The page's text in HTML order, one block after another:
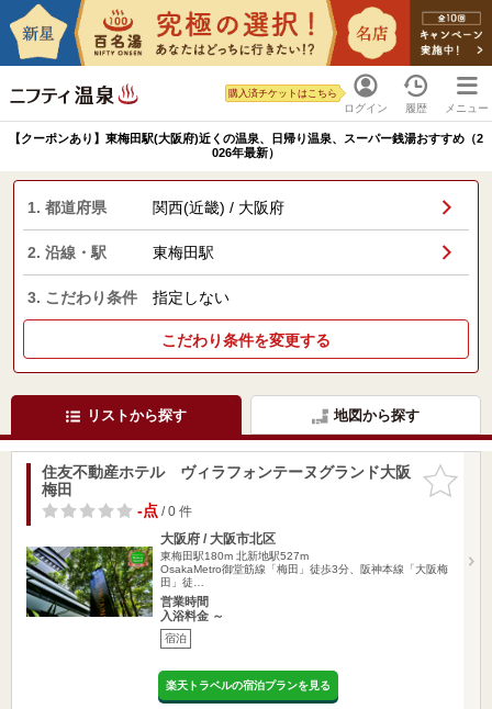
ログイン
購入済チケットはこちら
履歴 メニュー
【クーポンあり】東梅田駅(大阪府)近くの温泉、日帰り温泉、スーパー銭湯おすすめ（2
026年最新）
1. 都道府県 関西(近畿) / 大阪府
2. 沿線・駅 東梅田駅
3. こだわり条件 指定しない
こだわり条件を変更する
リストから探す 地図から探す
お気に入
りに追加
住友不動産ホテル ヴィラフォンテーヌグランド大阪
梅田
-点/ 0 件
大阪府 / 大阪市北区
東梅田駅180m 北新地駅527m
OsakaMetro御堂筋線「梅田」徒歩3分、阪神本線「大阪梅
田」徒…
営業時間
入浴料金 ～
宿泊
楽天トラベルの宿泊プランを見る